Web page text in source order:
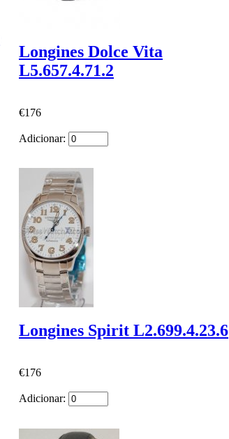
Longines Dolce Vita
L5.657.4.71.2
€176
Adicionar:
Longines Spirit L2.699.4.23.6
€176
Adicionar: